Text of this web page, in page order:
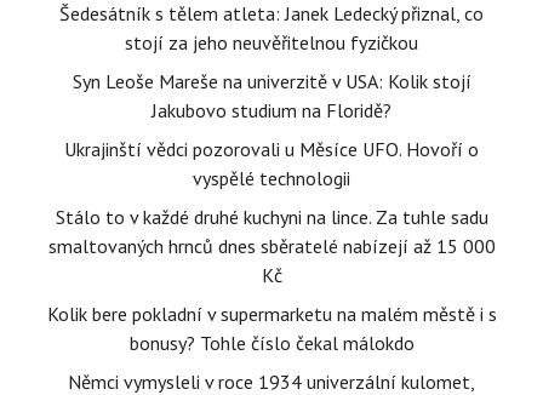
Šedesátník s tělem atleta: Janek Ledecký přiznal, co
stojí za jeho neuvěřitelnou fyzičkou
Syn Leoše Mareše na univerzitě v USA: Kolik stojí
Jakubovo studium na Floridě?
Ukrajinští vědci pozorovali u Měsíce UFO. Hovoří o
vyspělé technologii
Stálo to v každé druhé kuchyni na lince. Za tuhle sadu
smaltovaných hrnců dnes sběratelé nabízejí až 15 000
Kč
Kolik bere pokladní v supermarketu na malém městě i s
bonusy? Tohle číslo čekal málokdo
Němci vymysleli v roce 1934 univerzální kulomet,